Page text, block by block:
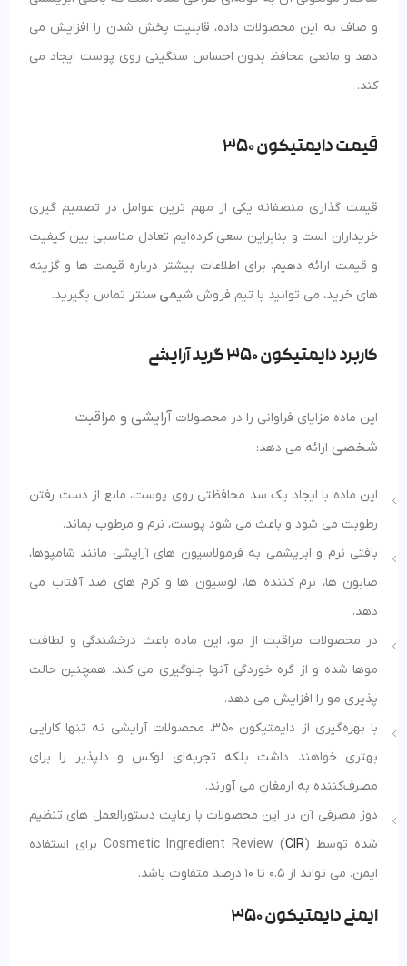
و صاف به این محصولات داده، قابلیت پخش شدن را افزایش می‌
دهد و مانعی محافظ بدون احساس سنگینی روی پوست ایجاد می‌
کند.
قیمت دایمتیکون 350
قیمت‌ گذاری منصفانه یکی از مهم‌ ترین عوامل در تصمیم‌ گیری
خریداران است و بنابراین سعی کرده‌ایم تعادل مناسبی بین کیفیت
و قیمت ارائه دهیم. برای اطلاعات بیشتر درباره قیمت‌ ها و گزینه‌
های خرید، می توانید با تیم فروش شیمی سنتر تماس بگیرید.
کاربرد دایمتیکون 350 گرید آرایشی
این ماده مزایای فراوانی را در محصولات آرایشی و مراقبت
شخصی ارائه می دهد:
این ماده با ایجاد یک سد محافظتی روی پوست، مانع از دست رفتن
رطوبت می‌ شود و باعث می شود پوست، نرم و مرطوب بماند.
بافتی نرم و ابریشمی به فرمولاسیون های آرایشی مانند شامپوها،
صابون ها، نرم کننده ها، لوسیون ها و کرم های ضد آفتاب می
دهد.
در محصولات مراقبت از مو، این ماده باعث درخشندگی و لطافت
موها شده و از گره خوردگی آنها جلوگیری می‌ کند. همچنین حالت
پذیری مو را افزایش می دهد.
با بهره‌گیری از دایمتیکون 350، محصولات آرایشی نه تنها کارایی
بهتری خواهند داشت بلکه تجربه‌ای لوکس و دلپذیر را برای
مصرف‌کننده به ارمغان می‌ آورند.
دوز مصرفی آن در این محصولات با رعایت دستورالعمل های تنظیم
شده توسط Cosmetic Ingredient Review (
CIR
) برای استفاده
ایمن. می تواند از 0.5 تا 10 درصد متفاوت باشد.
ایمنی دایمتیکون 350